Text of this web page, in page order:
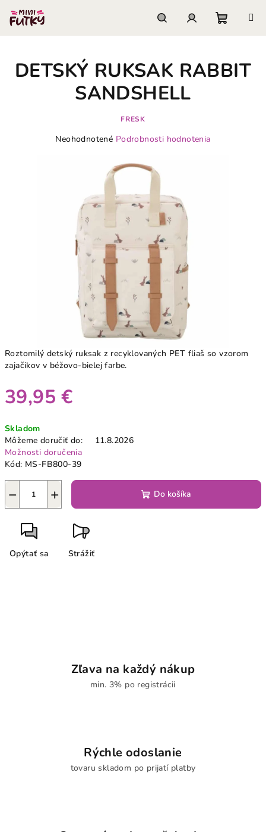
obsah
košík
Roztomilý detský ruksak z recyklovaných PET fliaš so vzorom
zajačikov v béžovo-bielej farbe.
39,95 €
cena:
Skladom
Môžeme doručiť do:
11.8.2026
Možnosti doručenia
Kód: MS-FB800-39
+
− Do košíka
Opýtať sa Strážiť
DETSKÝ RUKSAK RABBIT
SANDSHELL
FRESK
Priemerné
hviezdičiek.
Neohodnotené Podrobnosti hodnotenia
Zľava na každý nákup
min. 3% po registrácii
Rýchle odoslanie
tovaru skladom po prijatí platby